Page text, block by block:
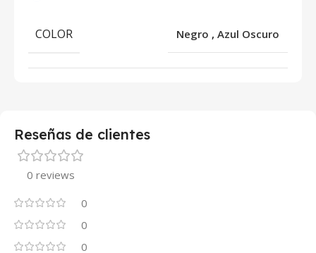
COLOR Negro , Azul Oscuro
Reseñas de clientes
0 reviews
0
0
0